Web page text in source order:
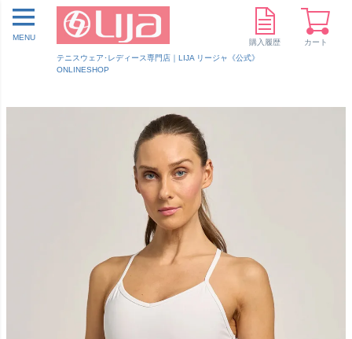
テニスウェア･レディース専門店｜LIJA リージャ《公式》
ONLINESHOP
MENU
購入履歴 カート